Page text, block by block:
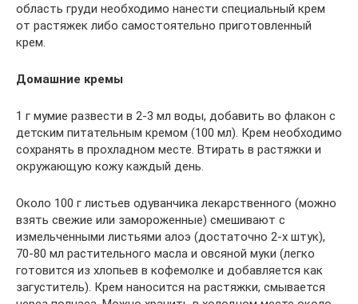
область груди необходимо нанести специальный крем
от растяжек либо самостоятельно приготовленный
крем.
Домашние кремы
1 г мумие развести в 2-3 мл воды, добавить во флакон с
детским питательным кремом (100 мл). Крем необходимо
сохранять в прохладном месте. Втирать в растяжки и
окружающую кожу каждый день.
Около 100 г листьев одуванчика лекарственного (можно
взять свежие или замороженные) смешивают с
измельченными листьями алоэ (достаточно 2-х штук),
70-80 мл растительного масла и овсяной муки (легко
готовится из хлопьев в кофемолке и добавляется как
загуститель). Крем наносится на растяжки, смывается